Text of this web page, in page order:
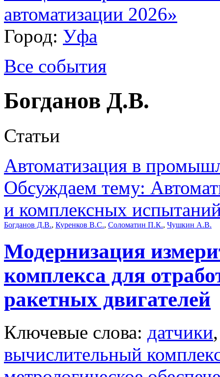
автоматизации 2026»
Город: Уфа
Все события
Богданов Д.В.
Статьи
Автоматизация в
Обсуждаем тему:
и комплексных
Богданов Д.В., Куренков В.С., Соломатин П.К., Чушкин А.В.
Модернизация
комплекса для
ракетных двигателей
Ключевые слова: датчики
вычислительный